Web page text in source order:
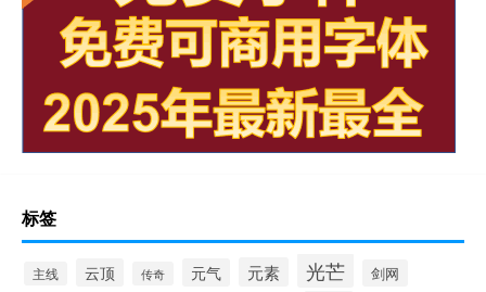
标签
主线 云顶 传奇 元气 元素 光芒 剑网